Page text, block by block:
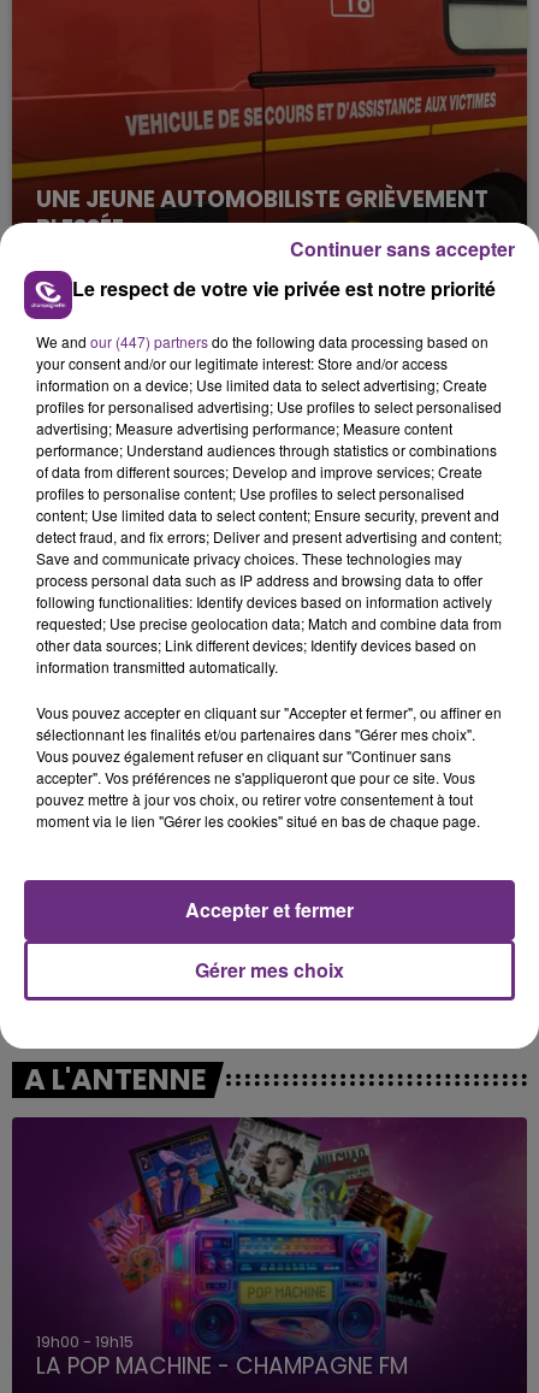
UNE JEUNE AUTOMOBILISTE GRIÈVEMENT
BLESSÉE
Une automobiliste s'est retrouvée piégée dans
son véhicule après une collision avec un poids
lourd. Très grièvement blessée, la jeune femme
de 20 ans a été...
TITRES DIFFUSÉS
11h23
11h23
BEBE REXHA
New Religion
11h20
11h20
OLIVIA DEAN
11h17
11h17
One Track Mind
11h08
11h08
OFENBACH & STARSAILOR
Four To The Floor
A L'ANTENNE
19h00 - 19h15
LA POP MACHINE - CHAMPAGNE FM
Le respect de votre vie privée est notre priorité
We and our (447) partnersdo the following data processing based on
your consent and/or our legitimate interest: Store and/or access
information on a device; Use limited data to select advertising; Create
profiles for personalised advertising; Use profiles to select personalised
advertising; Measure advertising performance; Measure content
performance; Understand audiences through statistics or combinations
of data from different sources; Develop and improve services; Create
profiles to personalise content; Use profiles to select personalised
content; Use limited data to select content; Ensure security, prevent and
detect fraud, and fix errors; Deliver and present advertising and content;
Save and communicate privacy choices. These technologies may
process personal data such as IP address and browsing data to offer
following functionalities: Identify devices based on information actively
requested; Use precise geolocation data; Match and combine data from
other data sources; Link different devices; Identify devices based on
information transmitted automatically.
Vous pouvez accepter en cliquant sur "Accepter et fermer", ou affiner en
sélectionnant les finalités et/ou partenaires dans "Gérer mes choix".
Vous pouvez également refuser en cliquant sur "Continuer sans
accepter". Vos préférences ne s'appliqueront que pour ce site. Vous
pouvez mettre à jour vos choix, ou retirer votre consentement à tout
moment via le lien "Gérer les cookies" situé en bas de chaque page.
Gérer mes choix
Accepter et fermer
Continuer sans accepter